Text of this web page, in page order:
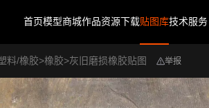
首页模型商城作品资源下载贴图库技术服务
料/橡胶>橡胶>灰旧磨损橡胶贴图 举报